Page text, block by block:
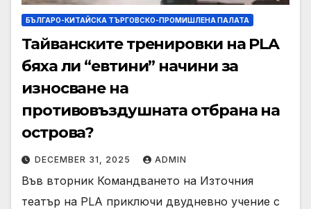
БЪЛГАРО-КИТАЙСКА ТЪРГОВСКО-ПРОМИШЛЕНА ПАЛАТА
Тайванските тренировки на PLA
бяха ли “евтини” начини за
износване на
противовъздушната отбрана на
острова?
DECEMBER 31, 2025 ADMIN
Във вторник Командването на Източния
театър на PLA приключи двудневно учение с